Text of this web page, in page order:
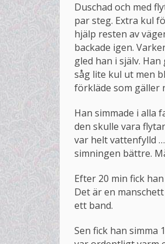
Duschad och med
par steg. Extra kul
hjälp resten av
backade igen.
gled han i själv.
såg lite kul ut men
förkläde som gäller
Han simmade i alla
den skulle vara
var helt vattenfylld
simningen bättre.
Efter 20 min fick
Det är en
ett band.
Sen fick han simma